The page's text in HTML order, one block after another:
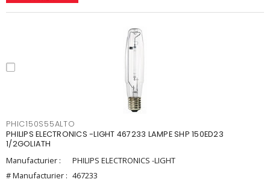
PHIC150S55ALTO
PHILIPS ELECTRONICS -LIGHT 467233 LAMPE SHP 150ED23
1/2GOLIATH
Manufacturier :
PHILIPS ELECTRONICS -LIGHT
# Manufacturier : 467233